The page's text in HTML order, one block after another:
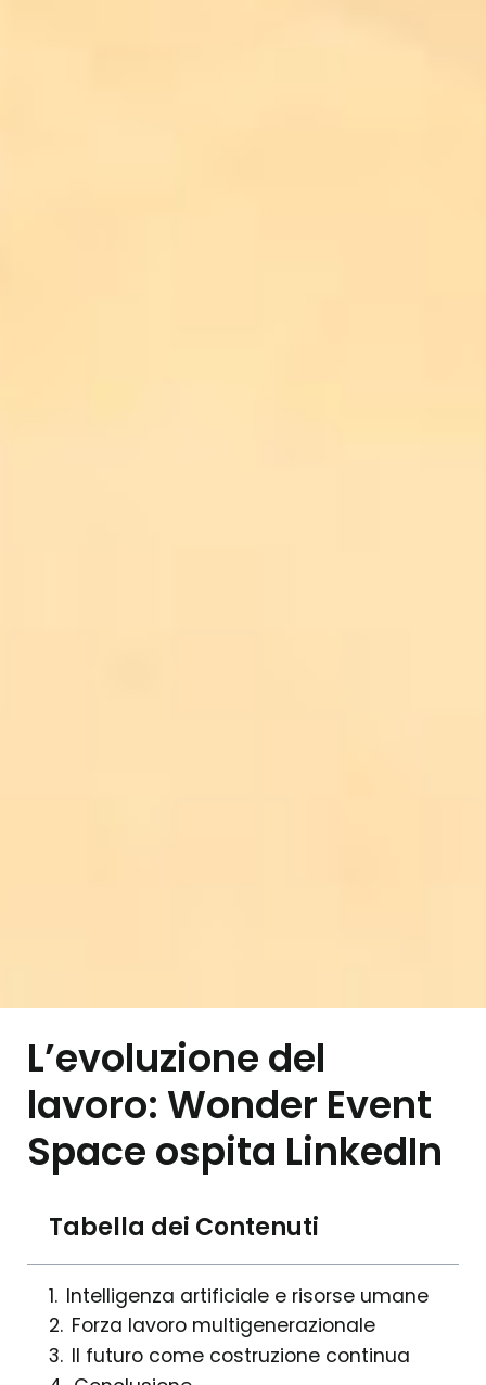
L’evoluzione del
lavoro: Wonder Event
Space ospita LinkedIn
Tabella dei Contenuti
Intelligenza artificiale e risorse umane
Forza lavoro multigenerazionale
Il futuro come costruzione continua